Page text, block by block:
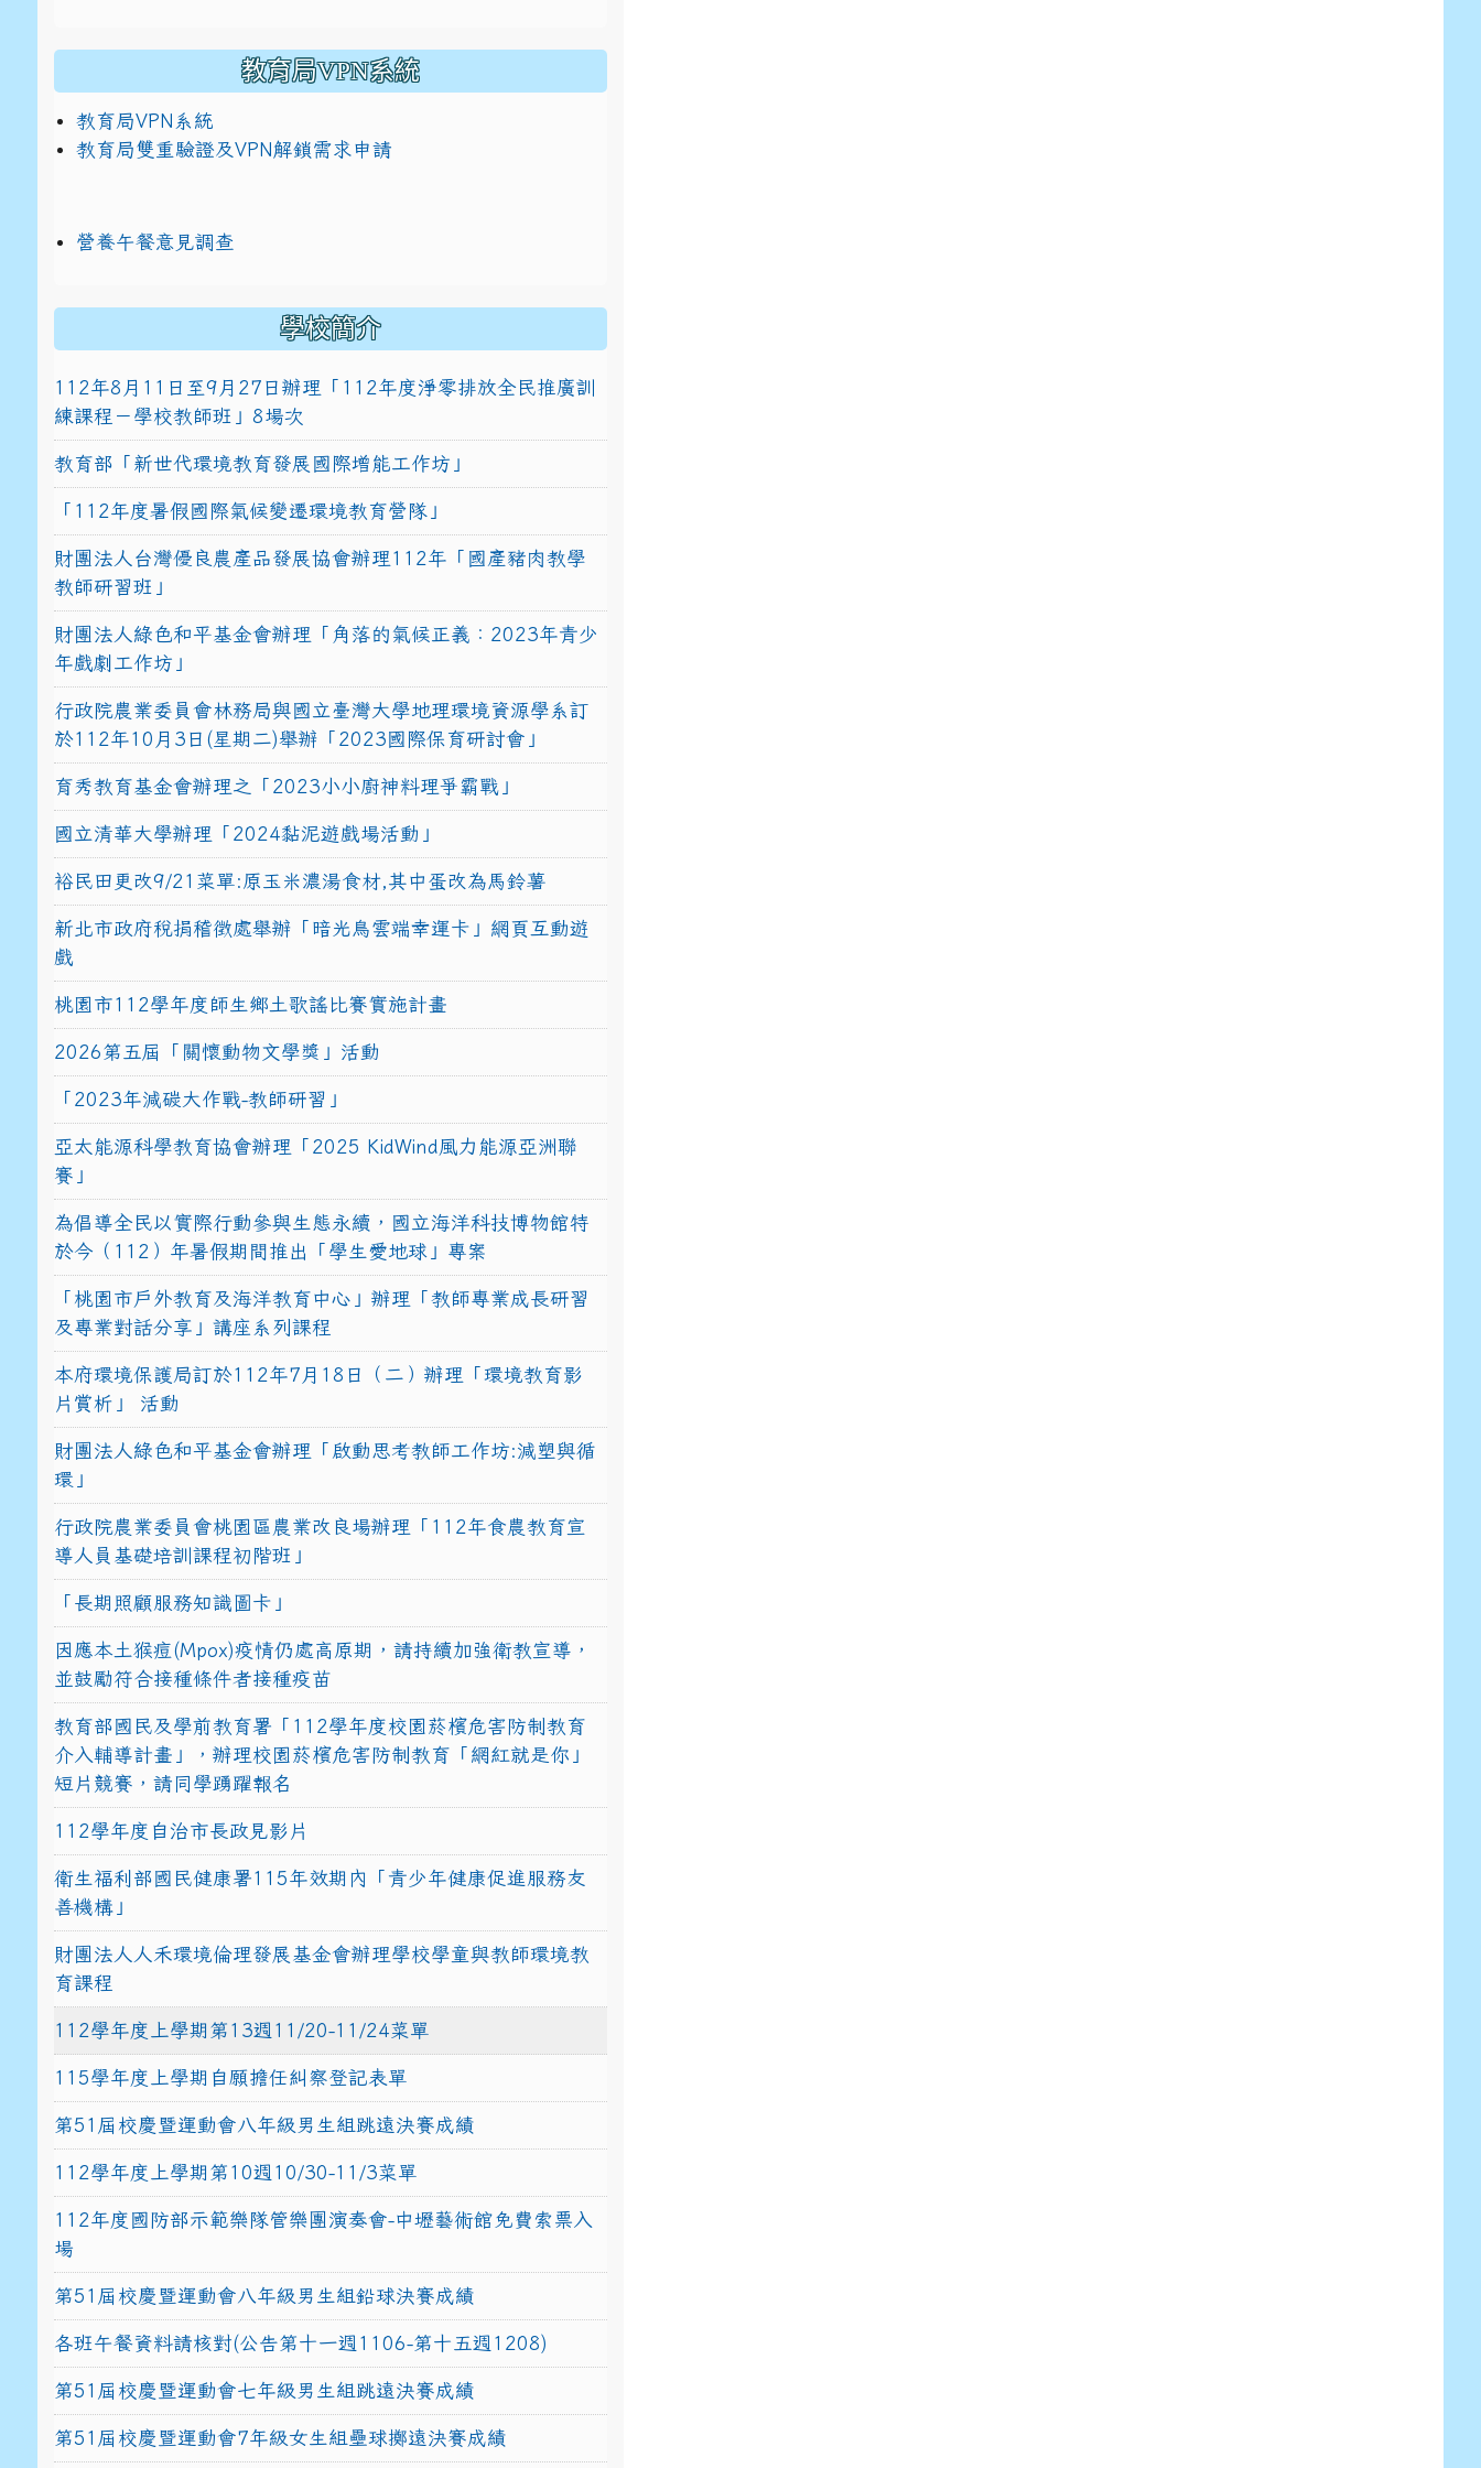
教育局VPN系統
教育局VPN系統
教育局雙重驗證及VPN解鎖需求申請
營養午餐意見調查
學校簡介
112年8月11日至9月27日辦理「112年度淨零排放全民推廣訓
練課程－學校教師班」8場次
教育部「新世代環境教育發展國際增能工作坊」
「112年度暑假國際氣候變遷環境教育營隊」
財團法人台灣優良農產品發展協會辦理112年「國產豬肉教學
教師研習班」
財團法人綠色和平基金會辦理「角落的氣候正義：2023年青少
年戲劇工作坊」
行政院農業委員會林務局與國立臺灣大學地理環境資源學系訂
於112年10月3日(星期二)舉辦「2023國際保育研討會」
育秀教育基金會辦理之「2023小小廚神料理爭霸戰」
國立清華大學辦理「2024黏泥遊戲場活動」
裕民田更改9/21菜單:原玉米濃湯食材,其中蛋改為馬鈴薯
新北市政府稅捐稽徵處舉辦「暗光鳥雲端幸運卡」網頁互動遊
戲
桃園市112學年度師生鄉土歌謠比賽實施計畫
2026第五屆「關懷動物文學獎」活動
「2023年減碳大作戰-教師研習」
亞太能源科學教育協會辦理「2025 KidWind風力能源亞洲聯
賽」
為倡導全民以實際行動參與生態永續，國立海洋科技博物館特
於今（112）年暑假期間推出「學生愛地球」專案
「桃園市戶外教育及海洋教育中心」辦理「教師專業成長研習
及專業對話分享」講座系列課程
本府環境保護局訂於112年7月18日（二）辦理「環境教育影
片賞析」 活動
財團法人綠色和平基金會辦理「啟動思考教師工作坊:減塑與循
環」
行政院農業委員會桃園區農業改良場辦理「112年食農教育宣
導人員基礎培訓課程初階班」
「長期照顧服務知識圖卡」
因應本土猴痘(Mpox)疫情仍處高原期，請持續加強衛教宣導，
並鼓勵符合接種條件者接種疫苗
教育部國民及學前教育署「112學年度校園菸檳危害防制教育
介入輔導計畫」，辦理校園菸檳危害防制教育「網紅就是你」
短片競賽，請同學踴躍報名
112學年度自治市長政見影片
衛生福利部國民健康署115年效期內「青少年健康促進服務友
善機構」
財團法人人禾環境倫理發展基金會辦理學校學童與教師環境教
育課程
112學年度上學期第13週11/20-11/24菜單
115學年度上學期自願擔任糾察登記表單
第51屆校慶暨運動會八年級男生組跳遠決賽成績
112學年度上學期第10週10/30-11/3菜單
112年度國防部示範樂隊管樂團演奏會-中壢藝術館免費索票入
場
第51屆校慶暨運動會八年級男生組鉛球決賽成績
各班午餐資料請核對(公告第十一週1106-第十五週1208)
第51屆校慶暨運動會七年級男生組跳遠決賽成績
第51屆校慶暨運動會7年級女生組壘球擲遠決賽成績